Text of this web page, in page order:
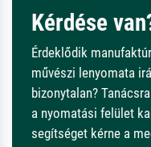
Kérdése
Érdeklődik
művészi lenyomata
bizonytalan?
a nyomatási felület
segítséget kérne a